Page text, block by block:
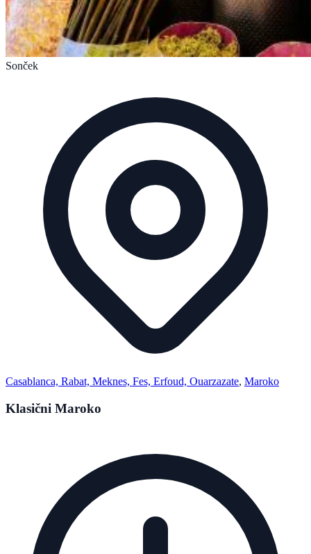
Sonček
Casablanca, Rabat, Meknes, Fes, Erfoud, Ouarzazate, Maroko
Klasični Maroko